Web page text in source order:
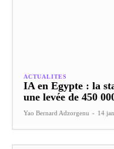
ACTUALITES
IA en Egypte : la
une levée de 450
Yao Bernard Adzorgenu - 14